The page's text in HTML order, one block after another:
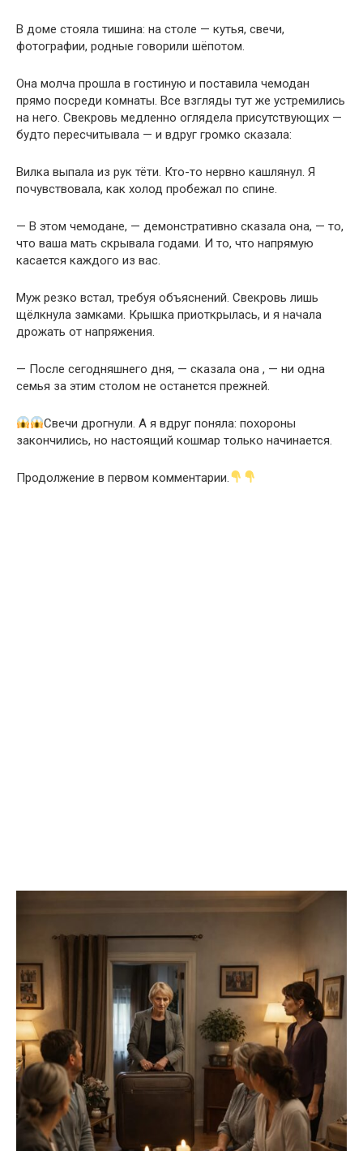
В доме стояла тишина: на столе — кутья, свечи,
фотографии, родные говорили шёпотом.
Она молча прошла в гостиную и поставила чемодан
прямо посреди комнаты. Все взгляды тут же устремились
на него. Свекровь медленно оглядела присутствующих —
будто пересчитывала — и вдруг громко сказала:
Вилка выпала из рук тёти. Кто-то нервно кашлянул. Я
почувствовала, как холод пробежал по спине.
— В этом чемодане, — демонстративно сказала она, — то,
что ваша мать скрывала годами. И то, что напрямую
касается каждого из вас.
Муж резко встал, требуя объяснений. Свекровь лишь
щёлкнула замками. Крышка приоткрылась, и я начала
дрожать от напряжения.
— После сегодняшнего дня, — сказала она , — ни одна
семья за этим столом не останется прежней.
Свечи дрогнули. А я вдруг поняла: похороны
закончились, но настоящий кошмар только начинается.
Продолжение в первом комментарии.